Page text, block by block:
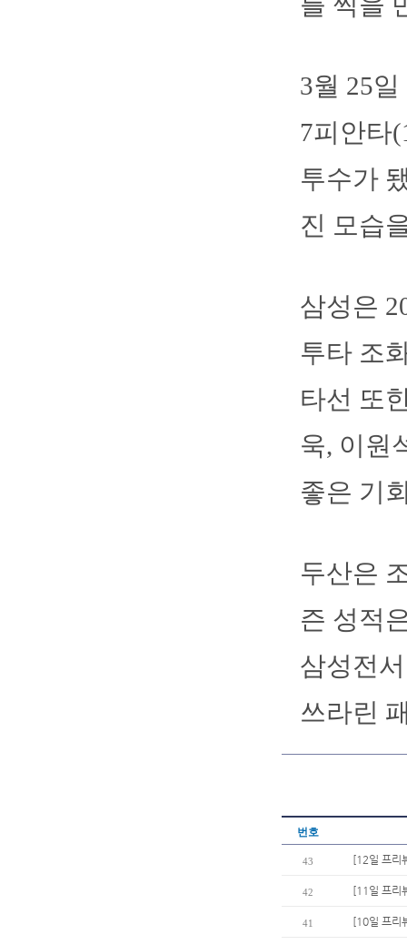
3월 25
7피안타
투수가
진 모습
삼성은
투타 조
타선 또
욱, 이원
좋은 기
두산은
즌 성적
삼성전
쓰라린
번호
43 [12일 프리
42 [11일 프리
41 [10일 프리